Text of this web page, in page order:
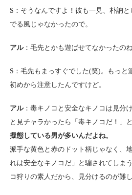
S ：そうなんですよ！彼も一見、朴訥
でる風じゃなかったので。
アル：毛先とかも遊ばせてなかったの
S ：毛先もまっすぐでした(笑)。もっと
初めから注意したんですけど。
アル：毒キノコと安全なキノコは見分
と見チャラかったら「毒キノコだ！」
擬態している男が多いんだよね。
派手な黄色と赤のドット柄じゃなく、
れは安全なキノコだ」と騙されてしま
コ狩りの素人だから、見分けるのが難し